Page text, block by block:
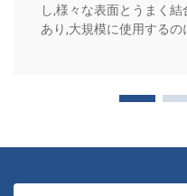
し,様々な表面とうまく
あり,大規模に使用する